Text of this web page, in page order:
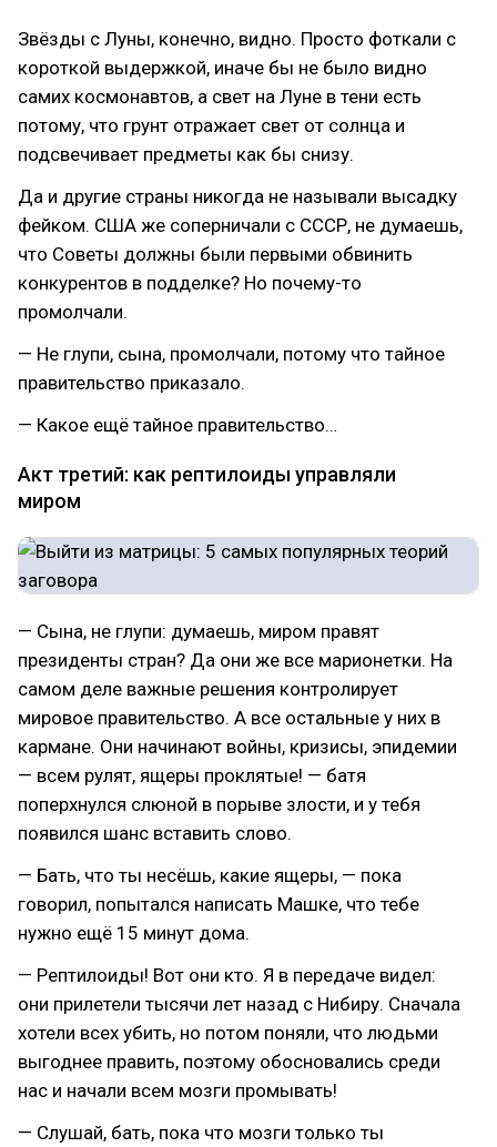
Звёзды с Луны, конечно, видно. Просто фоткали с
короткой выдержкой, иначе бы не было видно
самих космонавтов, а свет на Луне в тени есть
потому, что грунт отражает свет от солнца и
подсвечивает предметы как бы снизу.
Да и другие страны никогда не называли высадку
фейком. США же соперничали с СССР, не думаешь,
что Советы должны были первыми обвинить
конкурентов в подделке? Но почему-то
промолчали.
— Не глупи, сына, промолчали, потому что тайное
правительство приказало.
— Какое ещё тайное правительство…
Акт третий: как рептилоиды управляли
миром
— Сына, не глупи: думаешь, миром правят
президенты стран? Да они же все марионетки. На
самом деле важные решения контролирует
мировое правительство. А все остальные у них в
кармане. Они начинают войны, кризисы, эпидемии
— всем рулят, ящеры проклятые! — батя
поперхнулся слюной в порыве злости, и у тебя
появился шанс вставить слово.
— Бать, что ты несёшь, какие ящеры, — пока
говорил, попытался написать Машке, что тебе
нужно ещё 15 минут дома.
— Рептилоиды! Вот они кто. Я в передаче видел:
они прилетели тысячи лет назад с Нибиру. Сначала
хотели всех убить, но потом поняли, что людьми
выгоднее править, поэтому обосновались среди
нас и начали всем мозги промывать!
— Слушай, бать, пока что мозги только ты